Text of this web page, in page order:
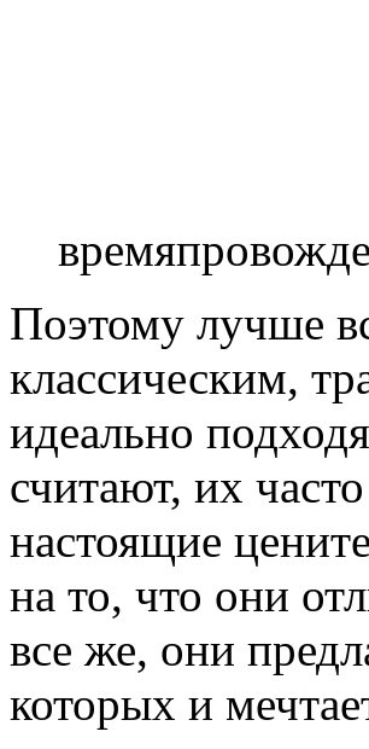
Поэтому лучше
классическим,
идеально
считают, их
настоящие
на то, что они
все же, они
которых и